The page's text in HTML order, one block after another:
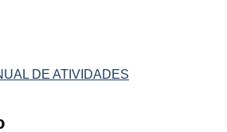
DE ATIVIDADES